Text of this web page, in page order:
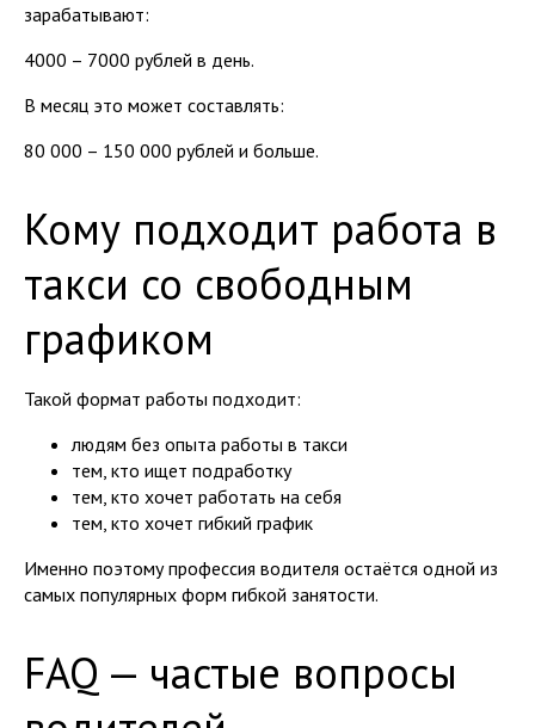
зарабатывают:
4000 – 7000 рублей в день.
В месяц это может составлять:
80 000 – 150 000 рублей и больше.
Кому подходит работа в
такси со свободным
графиком
Такой формат работы подходит:
людям без опыта работы в такси
тем, кто ищет подработку
тем, кто хочет работать на себя
тем, кто хочет гибкий график
Именно поэтому профессия водителя остаётся одной из
самых популярных форм гибкой занятости.
FAQ — частые вопросы